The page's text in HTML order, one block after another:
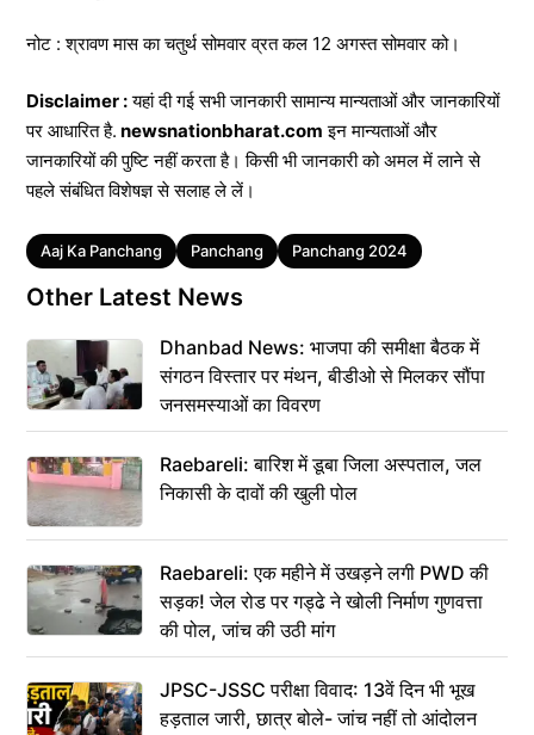
नोट : श्रावण मास का चतुर्थ सोमवार व्रत कल 12 अगस्त सोमवार को।
Disclaimer :यहां दी गई सभी जानकारी सामान्य मान्यताओं और जानकारियों
पर आधारित है. newsnationbharat.com इन मान्यताओं और
जानकारियों की पुष्टि नहीं करता है। किसी भी जानकारी को अमल में लाने से
पहले संबंधित विशेषज्ञ से सलाह ले लें।
Tags
Aaj Ka Panchang Panchang Panchang 2024
Other Latest News
Dhanbad News: भाजपा की समीक्षा बैठक में
संगठन विस्तार पर मंथन, बीडीओ से मिलकर सौंपा
जनसमस्याओं का विवरण
Raebareli: बारिश में डूबा जिला अस्पताल, जल
निकासी के दावों की खुली पोल
Raebareli: एक महीने में उखड़ने लगी PWD की
सड़क! जेल रोड पर गड्ढे ने खोली निर्माण गुणवत्ता
की पोल, जांच की उठी मांग
JPSC-JSSC परीक्षा विवाद: 13वें दिन भी भूख
हड़ताल जारी, छात्र बोले- जांच नहीं तो आंदोलन